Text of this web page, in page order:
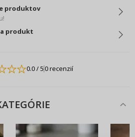
produktov
produkt
0.0/ 50 recenzií